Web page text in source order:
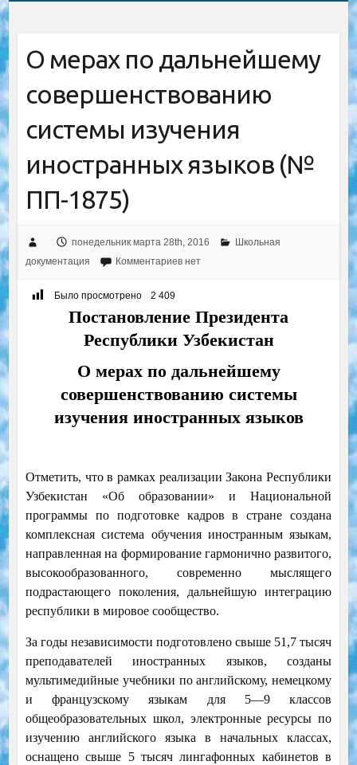
О мерах по дальнейшему
совершенствованию
системы изучения
иностранных языков (№
ПП-1875)
понедельник марта 28th, 2016
Школьная
документация
Комментариев нет
Было просмотрено 2 409
Постановление Президента
Республики Узбекистан
О мерах по дальнейшему
совершенствованию системы
изучения иностранных языков
Отметить, что в рамках реализации Закона Республики
Узбекистан «Об образовании» и Национальной
программы по подготовке кадров в стране создана
комплексная система обучения иностранным языкам,
направленная на формирование гармонично развитого,
высокообразованного, современно мыслящего
подрастающего поколения, дальнейшую интеграцию
республики в мировое сообщество.
За годы независимости подготовлено свыше 51,7 тысяч
преподавателей иностранных языков, созданы
мультимедийные учебники по английскому, немецкому
и французскому языкам для 5—9 классов
общеобразовательных школ, электронные ресурсы по
изучению английского языка в начальных классах,
оснащено свыше 5 тысяч лингафонных кабинетов в